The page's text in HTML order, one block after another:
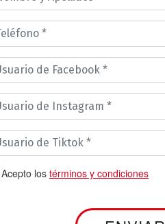
Acepto los términos y condiciones